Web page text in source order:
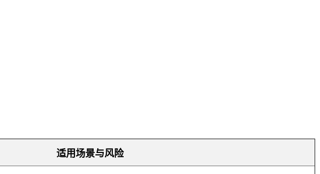
适用场景与风险